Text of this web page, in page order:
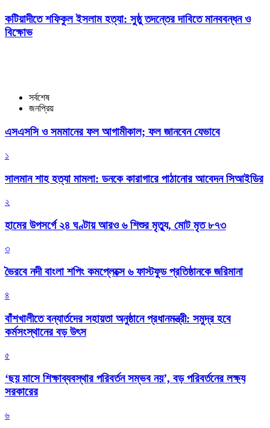
কটিয়াদীতে শফিকুল ইসলাম হত্যা: সুষ্ঠু তদন্তের দাবিতে মানববন্ধন ও
বিক্ষোভ
সর্বশেষ
জনপ্রিয়
এসএসসি ও সমমানের ফল আগামীকাল; ফল জানবেন যেভাবে
১
সালমান শাহ হত্যা মামলা: ডনকে কারাগারে পাঠানোর আবেদন সিআইডির
২
হামের উপসর্গে ২৪ ঘণ্টায় আরও ৬ শিশুর মৃত্যু, মোট মৃত ৮৭৩
৩
ভৈরবে নদী বাংলা শপিং কমপ্লেক্সে ৬ ফাস্টফুড প্রতিষ্ঠানকে জরিমানা
৪
বাঁশখালীতে বন্যার্তদের সহায়তা অনুষ্ঠানে প্রধানমন্ত্রী: সমুদ্র হবে
কর্মসংস্থানের বড় উৎস
৫
‘ছয় মাসে শিক্ষাব্যবস্থার পরিবর্তন সম্ভব নয়’, বড় পরিবর্তনের লক্ষ্য
সরকারের
৬